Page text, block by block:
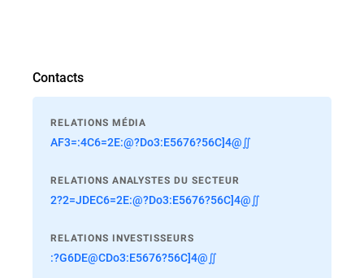
Contacts
RELATIONS MÉDIA
AF3=:4C6=2E:@?Do3:E5676?56C]4@∬
RELATIONS ANALYSTES DU SECTEUR
2?2=JDEC6=2E:@?Do3:E5676?56C]4@∬
RELATIONS INVESTISSEURS
:?G6DE@CDo3:E5676?56C]4@∬